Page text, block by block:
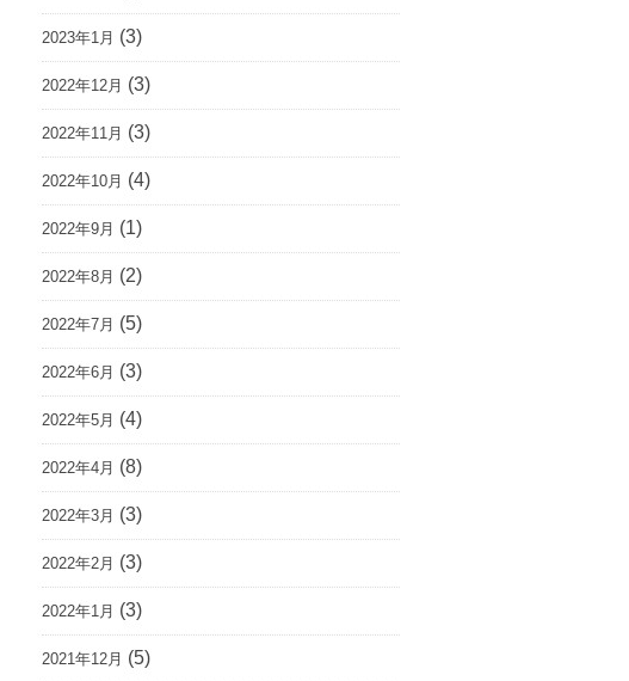
2023年1月 (3)
2022年12月 (3)
2022年11月 (3)
2022年10月 (4)
2022年9月 (1)
2022年8月 (2)
2022年7月 (5)
2022年6月 (3)
2022年5月 (4)
2022年4月 (8)
2022年3月 (3)
2022年2月 (3)
2022年1月 (3)
2021年12月 (5)